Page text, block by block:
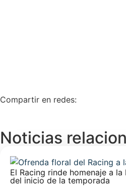
Compartir en redes:
Noticias
El Racing rinde homenaje a
del inicio de la temporada